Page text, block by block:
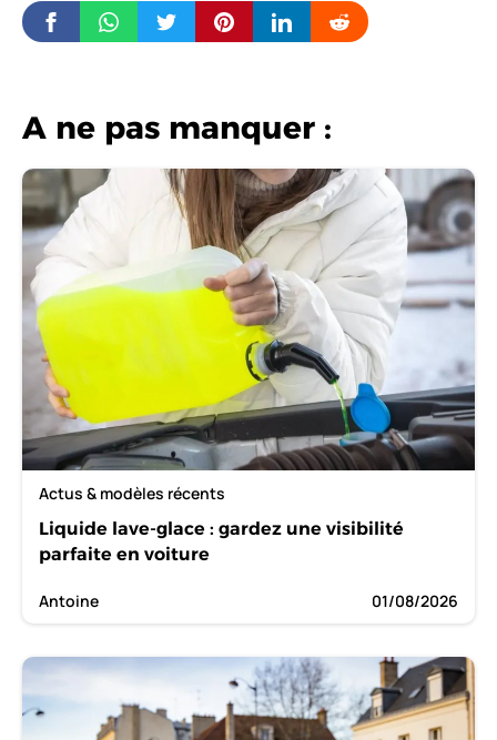
A ne pas manquer :
Actus & modèles récents
Liquide lave-glace : gardez une visibilité
parfaite en voiture
Antoine 01/08/2026